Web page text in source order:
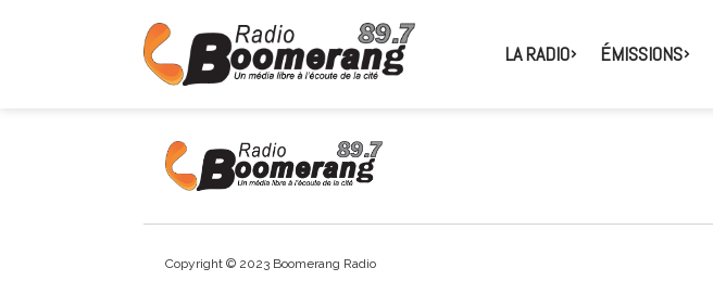
LA RADIO ÉMISSIONS
Copyright © 2023 Boomerang Radio